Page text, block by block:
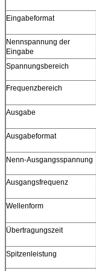
Eingabeformat
Nennspannung der
Eingabe
Spannungsbereich
Frequenzbereich
Ausgabe
Ausgabeformat
Nenn-Ausgangsspannung
Ausgangsfrequenz
Wellenform
Übertragungszeit
Spitzenleistung